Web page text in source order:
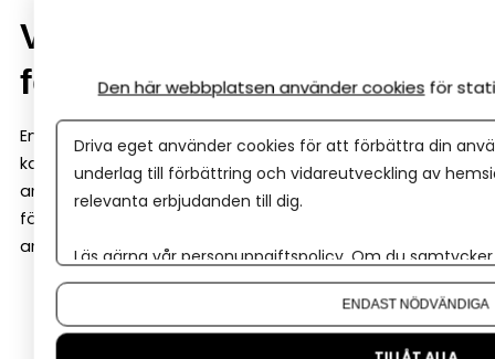
Verifieringsmedel – pengar
för att testa en idé
En lite mindre känd finansieringsform hos Almi är så
kallade verifieringsmedel. Det är pengar som kan
användas för att testa och verifiera en affärsidé innan
företaget satsar fullt ut. Pengarna kan till exempel
användas till att:
göra marknadstester
Den här webbplatsen använder cookies för
Driva eget använder cookies för att förbättra din
underlag till förbättring och vidareutveckling av
relevanta erbjudanden till dig.
Läs gärna vår personuppgiftspolicy. Om du
Om du vill ändra ditt val i efterhand hittar du den
ENDAST NÖDVÄNDIGA